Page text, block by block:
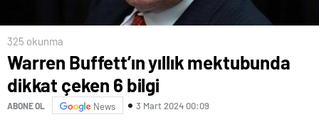
325 okunma
Warren Buffett’ın yıllık mektubunda
dikkat çeken 6 bilgi
ABONE OL News 3 Mart 2024 00:09